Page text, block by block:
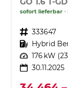
sofort lieferbar
Fahrzeugnr. 333647
Kraftstoff Hybrid
Leistung 176 kW
30.11.2025